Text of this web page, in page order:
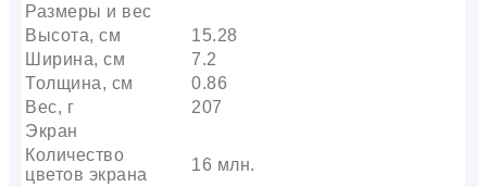
Размеры и вес
Высота, см
15.28
Ширина, см
7.2
Толщина, см
0.86
Вес, г
207
Экран
Количество
цветов экрана
16 млн.